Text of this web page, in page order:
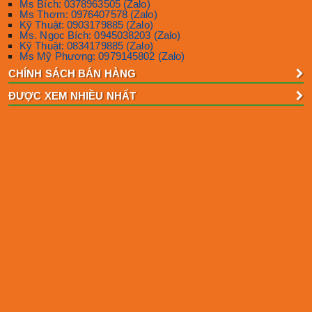
Ms Bích: 0378963505 (Zalo)
Ms Thơm: 0976407578 (Zalo)
Kỹ Thuật: 0903179885 (Zalo)
Ms. Ngọc Bích: 0945038203 (Zalo)
Kỹ Thuật: 0834179885 (Zalo)
Ms Mỹ Phương: 0979145802 (Zalo)
CHÍNH SÁCH BÁN HÀNG
ĐƯỢC XEM NHIỀU NHẤT